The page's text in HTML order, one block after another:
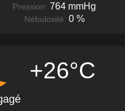
Pression: 764 mmHg
Nébulosité: 0 %
+26°C